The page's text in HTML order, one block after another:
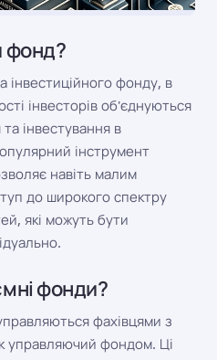
фонд?
фонду, в
інвесторів об'єднуються
інвестування в
інструмент
навіть малим
до широкого спектру
які можуть бути
фонди?
фахівцями з
управляючий фондом. Ці